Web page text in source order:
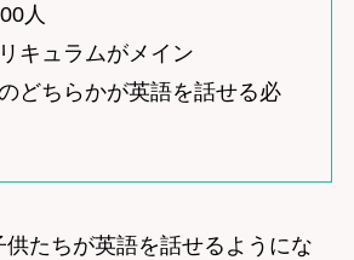
人
キュラムがメイン
どちらかが英語を話せる必
たちが英語を話せるようにな